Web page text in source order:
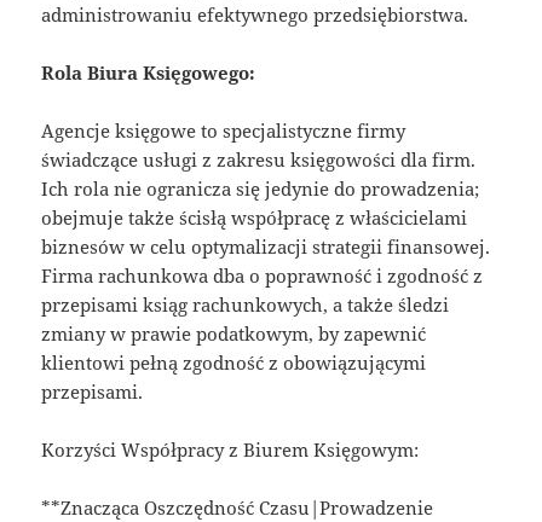
administrowaniu efektywnego przedsiębiorstwa.
Rola Biura Księgowego:
Agencje księgowe to specjalistyczne firmy
świadczące usługi z zakresu księgowości dla firm.
Ich rola nie ogranicza się jedynie do prowadzenia;
obejmuje także ścisłą współpracę z właścicielami
biznesów w celu optymalizacji strategii finansowej.
Firma rachunkowa dba o poprawność i zgodność z
przepisami ksiąg rachunkowych, a także śledzi
zmiany w prawie podatkowym, by zapewnić
klientowi pełną zgodność z obowiązującymi
przepisami.
Korzyści Współpracy z Biurem Księgowym:
**Znacząca Oszczędność Czasu|Prowadzenie